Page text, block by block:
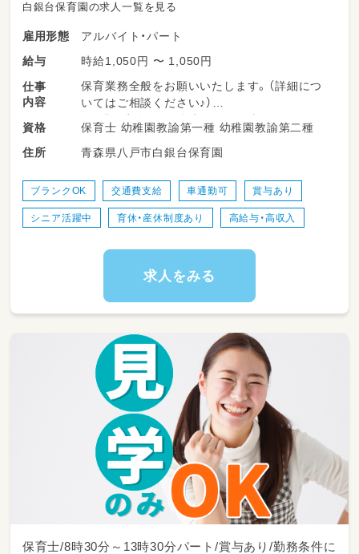
白銀台保育園の求人一覧を見る
雇用形態
アルバイト・パート
給与
時給1,050円 〜 1,050円
仕事
内容
保育業務全般をお願いいたします。（詳細につ
いてはご相談ください♪）
・園児の安全、保健衛生に関する事項
・園内の清掃など
資格
保育士 幼稚園教諭第一種 幼稚園教諭第二種
住所
青森県八戸市白銀台保育園
ブランクOK 交通費支給 車通勤可 賞与あり
シニア活躍中 育休・産休制度あり 高給与・高収入
求人をみる
保育士/8時30分～13時30分パート/賞与あり/勤務条件に